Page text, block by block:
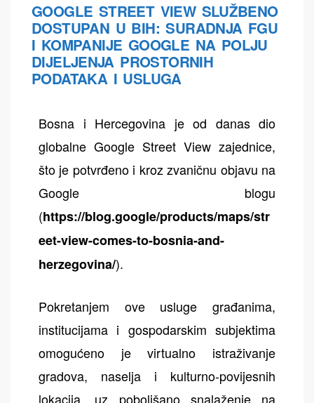
GOOGLE STREET VIEW SLUŽBENO
DOSTUPAN U BIH: SURADNJA FGU
I KOMPANIJE GOOGLE NA POLJU
DIJELJENJA PROSTORNIH
PODATAKA I USLUGA
Bosna i Hercegovina je od danas dio
globalne Google Street View zajednice,
što je potvrđeno i kroz zvaničnu objavu na
Google blogu
(https://blog.google/products/maps/str
eet-view-comes-to-bosnia-and-
herzegovina/).
Pokretanjem ove usluge građanima,
institucijama i gospodarskim subjektima
omogućeno je virtualno istraživanje
gradova, naselja i kulturno-povijesnih
lokacija, uz poboljšano snalaženje na